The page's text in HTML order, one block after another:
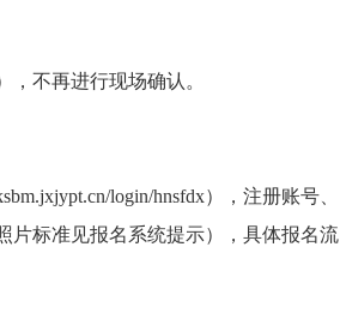
不再进行现场确认。
login/hnsfdx），注册账号、
片标准见报名系统提示），具体报名流